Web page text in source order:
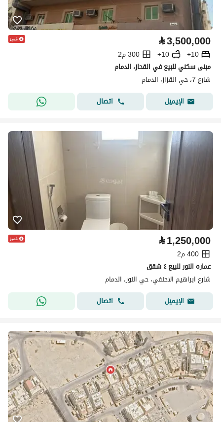
⃁3,500,000
10+
10+
300 م2
مبنى سكني للبيع في القحاز، الدمام
شارع 7، حي القزاز، الدمام
الإيميل
اتصال
⃁1,250,000
400 م2
عماره النور للبيع ٤ شقق
شارع ابراهيم الاحنفي، حي النور، الدمام
الإيميل
اتصال